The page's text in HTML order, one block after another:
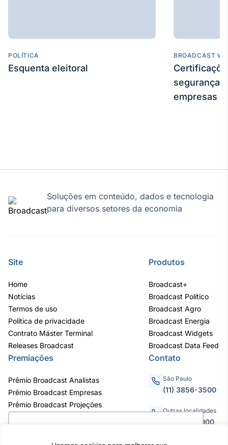
noticiosos
Tecnologia
analisar fundos
de investimento
no Brasil
BroadFast
Gestão de
POLÍTICA
Esquenta eleitoral
BROADCAST
segurança
empresas
Soluções em conteúdo, dados e tecnologia
para diversos setores da economia
Site
Home
Notícias
Termos de uso
Política de privacidade
Contrato Máster Terminal
Releases Broadcast
Produtos
Broadcast+
Broadcast Político
Broadcast Agro
Broadcast Energia
Broadcast Widgets
Broadcast Data Feed
Premiações
Prêmio Broadcast Analistas
Prêmio Broadcast Empresas
Prêmio Broadcast Projeções
Contato
São Paulo
(11) 3856-3500
Outras localidades
0800.011.3000